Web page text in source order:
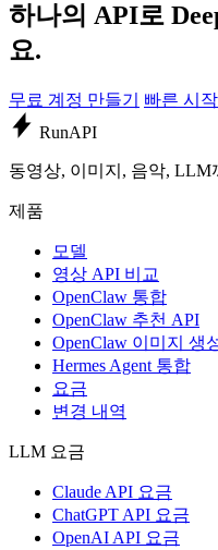
하나의 API로
요.
무료 계정 만들기
빠른 시
RunAPI
동영상, 이미지, 음악,
제품
모델
영상 API 비교
OpenClaw 통합
OpenClaw 추천 API
OpenClaw 이미지 생
Hermes Agent 통합
요금
변경 내역
LLM 요금
Claude API 요금
ChatGPT API 요금
OpenAI API 요금